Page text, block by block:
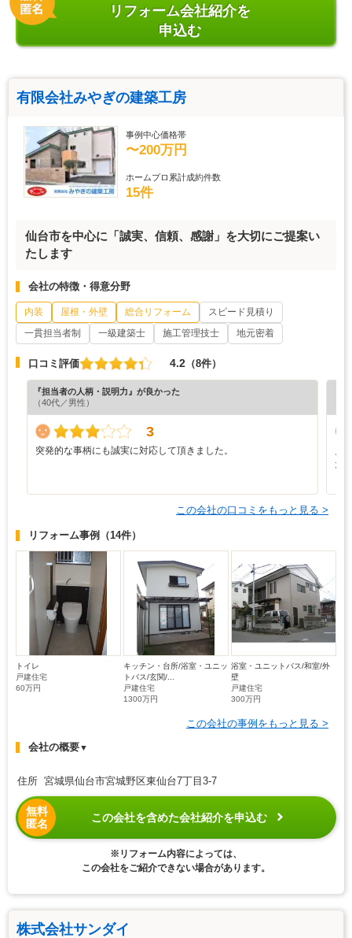
リフォーム会社紹介を
申込む
有限会社みやぎの建築工房
事例中心価格帯
〜200万円
ホームプロ累計成約件数
15件
仙台市を中心に「誠実、信頼、感謝」を大切にご提案い
たします
会社の特徴・得意分野
内装 屋根・外壁 総合リフォーム
スピード見積り
一貫担当者制
一級建築士 施工管理技士 地元密着
口コミ評価 4.2 （8件）
『担当者の人柄・説明力』が良かった
（40代／男性）
3
突発的な事柄にも誠実に対応して頂きました。
た
この会社の口コミをもっと見る >
リフォーム事例 （14件）
トイレ
戸建住宅
60万円
キッチン・台所/浴室・ユニッ
トバス/玄関/...
戸建住宅
1300万円
浴室・ユニットバス/和室/外
壁
戸建住宅
300万円
この会社の事例をもっと見る >
会社の概要▼
住所 宮城県仙台市宮城野区東仙台7丁目3-7
無料
匿名
この会社を含めた会社紹介を申込む
※リフォーム内容によっては、
この会社をご紹介できない場合があります。
株式会社サンダイ